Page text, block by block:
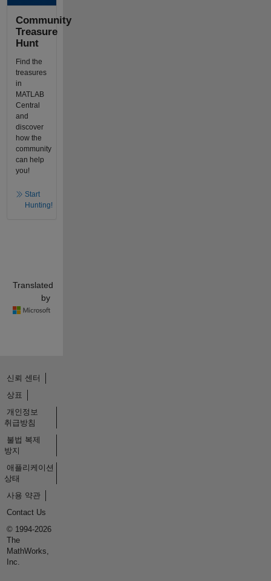
Community
Treasure
Hunt
Find the
treasures
in
MATLAB
Central
and
discover
how the
community
can help
you!
Start
Hunting!
Translated
by
신뢰 센터
상표
개인정보
취급방침
불법 복제
방지
애플리케이션
상태
사용 약관
Contact Us
© 1994-2026
The
MathWorks,
Inc.